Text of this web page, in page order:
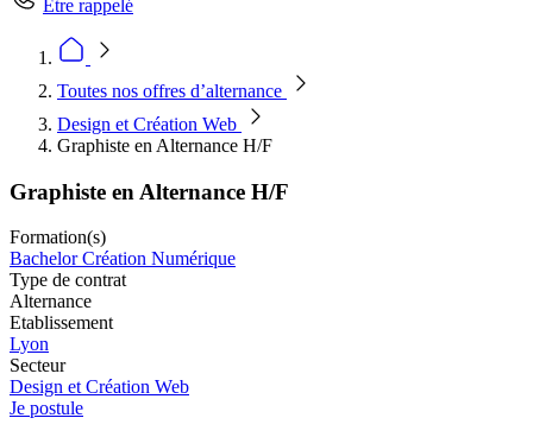
Être rappelé
Toutes nos offres d’alternance
Design et Création Web
Graphiste en Alternance H/F
Graphiste en Alternance H/F
Formation(s)
Bachelor Création Numérique
Type de contrat
Alternance
Etablissement
Lyon
Secteur
Design et Création Web
Je postule